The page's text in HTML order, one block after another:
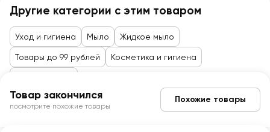
Другие категории с этим товаром
Уход и гигиена Мыло Жидкое мыло
Товары до 99 рублей Косметика и гигиена
Товар закончился
посмотрите похожие товары
Похожие товары